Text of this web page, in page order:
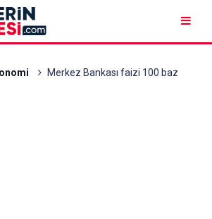
Merkez Bankası faizi 100 baz